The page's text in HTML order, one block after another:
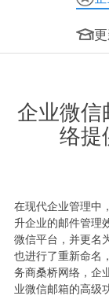
企业微信
络提
在现代企业管理中
升企业的邮件管理
微信平台，并更名
也进行了重新命名
务商桑桥网络，企
业微信邮箱的高级